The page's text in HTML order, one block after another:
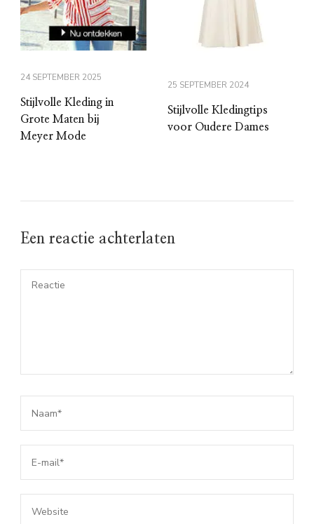
24 SEPTEMBER 2025
Stijlvolle Kleding in
Grote Maten bij
Meyer Mode
25 SEPTEMBER 2024
Stijlvolle Kledingtips
voor Oudere Dames
Een reactie achterlaten